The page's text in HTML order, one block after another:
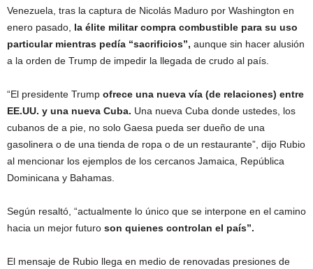
Venezuela, tras la captura de Nicolás Maduro por Washington en
enero pasado, la élite militar compra combustible para su uso
particular mientras pedía “sacrificios”, aunque sin hacer alusión
a la orden de Trump de impedir la llegada de crudo al país.
“El presidente Trump ofrece una nueva vía (de relaciones) entre
EE.UU. y una nueva Cuba. Una nueva Cuba donde ustedes, los
cubanos de a pie, no solo Gaesa pueda ser dueño de una
gasolinera o de una tienda de ropa o de un restaurante”, dijo Rubio
al mencionar los ejemplos de los cercanos Jamaica, República
Dominicana y Bahamas.
Según resaltó, “actualmente lo único que se interpone en el camino
hacia un mejor futuro son quienes controlan el país”.
El mensaje de Rubio llega en medio de renovadas presiones de